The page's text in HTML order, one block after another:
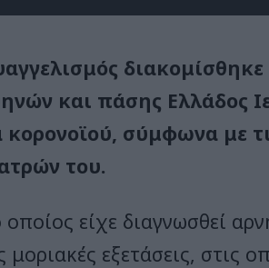
διακομίσθηκε
και πάσης Ελλάδος
σύμφωνα με
του.
είχε διαγνωσθεί
μοριακές εξετάσεις, στις